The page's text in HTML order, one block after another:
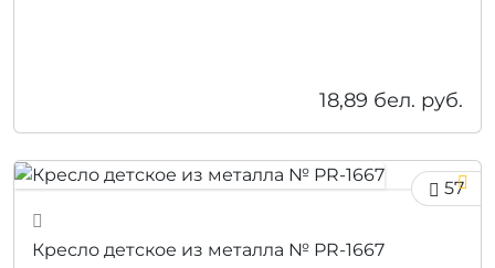
18,89 бел. руб.
57
Кресло детское из металла № PR-1667